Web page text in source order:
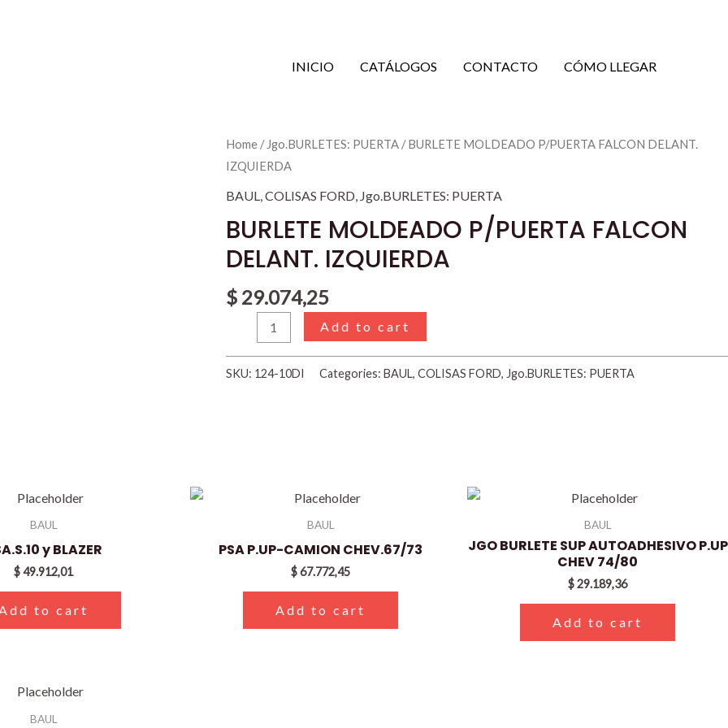
INICIO CATÁLOGOS CONTACTO CÓMO LLEGAR
Home/ Jgo.BURLETES: PUERTA/ BURLETE MOLDEADO P/PUERTA FALCON DELANT.
IZQUIERDA
BAUL COLISAS FORD Jgo.BURLETES: PUERTA
BURLETE MOLDEADO P/PUERTA FALCON
DELANT. IZQUIERDA
$29.074,25
BURLETE
MOLDEADO
DELANT.
IZQUIERDA
Add to cart
SKU: 124-10DI Categories: BAUL, COLISAS FORD, Jgo.BURLETES: PUERTA
BAUL
y BLAZER
$49.912,01
to cart
BAUL
PSA P.UP-CAMION CHEV.67/73
$67.772,45
Add to cart
BAUL
JGO BURLETE SUP AUTOADHESIVO P.UP
CHEV 74/80
$29.189,36
Add to cart
BAUL